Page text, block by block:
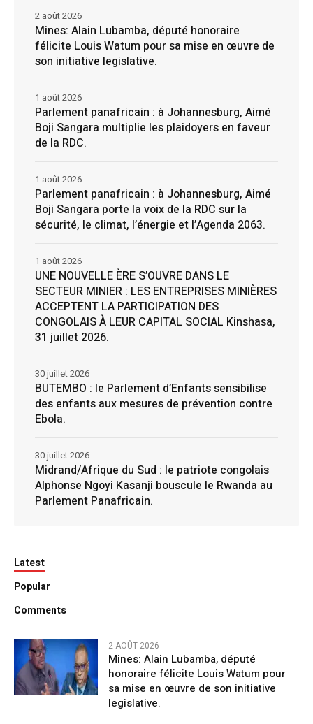
Mines: Alain Lubamba, député honoraire
félicite Louis Watum pour sa mise en œuvre de
son initiative legislative.
2 août 2026
Parlement panafricain : à Johannesburg, Aimé
Boji Sangara multiplie les plaidoyers en faveur
de la RDC.
1 août 2026
Parlement panafricain : à Johannesburg, Aimé
Boji Sangara porte la voix de la RDC sur la
sécurité, le climat, l’énergie et l’Agenda 2063.
1 août 2026
UNE NOUVELLE ÈRE S’OUVRE DANS LE
SECTEUR MINIER : LES ENTREPRISES MINIÈRES
ACCEPTENT LA PARTICIPATION DES
CONGOLAIS À LEUR CAPITAL SOCIAL Kinshasa,
31 juillet 2026.
1 août 2026
BUTEMBO : le Parlement d’Enfants sensibilise
des enfants aux mesures de prévention contre
Ebola.
30 juillet 2026
Midrand/Afrique du Sud : le patriote congolais
Alphonse Ngoyi Kasanji bouscule le Rwanda au
Parlement Panafricain.
30 juillet 2026
Latest
Popular
Comments
2 AOÛT 2026
Mines: Alain Lubamba, député
honoraire félicite Louis Watum pour
sa mise en œuvre de son initiative
legislative.